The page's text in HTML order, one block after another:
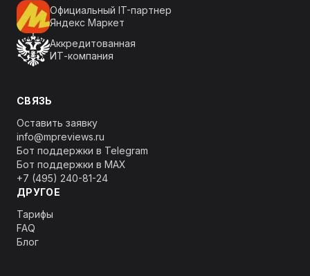
Официальный IT-партнер
Яндекс Маркет
Аккредитованная
ИТ-компания
СВЯЗЬ
Оставить заявку
info@mpreviews.ru
Бот поддержки в Telegram
Бот поддержки в MAX
+7 (495) 240-81-24
ДРУГОЕ
Тарифы
FAQ
Блог